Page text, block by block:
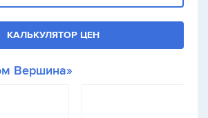
КАЛЬКУЛЯТОР ЦЕН
Вершина»